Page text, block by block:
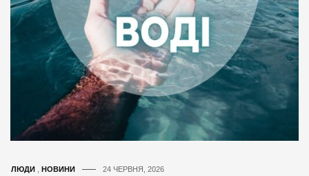
ЛЮДИ НОВИНИ 24 ЧЕРВНЯ, 2026